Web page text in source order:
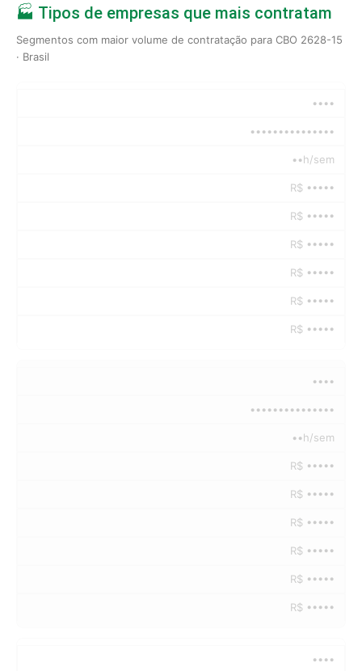
🏭 Tipos de empresas que mais contratam
Segmentos com maior volume de contratação para CBO 2628-15
· Brasil
••••
•••••••••••••••
••h/sem
R$ •••••
R$ •••••
R$ •••••
R$ •••••
R$ •••••
R$ •••••
••••
•••••••••••••••
••h/sem
R$ •••••
R$ •••••
R$ •••••
R$ •••••
R$ •••••
R$ •••••
••••